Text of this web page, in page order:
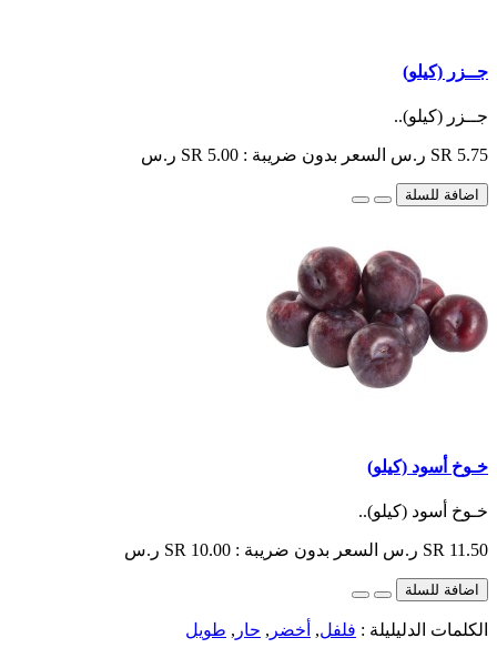
جــزر (كيلو)
جــزر (كيلو)..
SR 5.75 ر.س السعر بدون ضريبة : SR 5.00 ر.س
اضافة للسلة
خـوخ أسود (كيلو)
خـوخ أسود (كيلو)..
SR 11.50 ر.س السعر بدون ضريبة : SR 10.00 ر.س
اضافة للسلة
الكلمات الدليليلة : فلفل, أخضر , حار , طويل